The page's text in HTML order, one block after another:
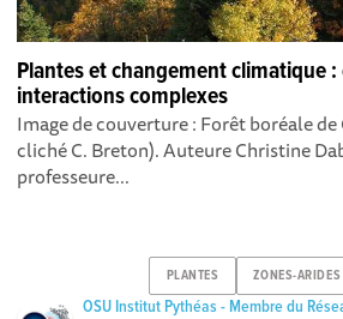
Plantes et changement climatique :
interactions complexes
Image de couverture : Forêt boréale de
cliché C. Breton). Auteure Christine
professeure...
PLANTES ZONES-ARIDES
OSU Institut Pythéas - Membre du